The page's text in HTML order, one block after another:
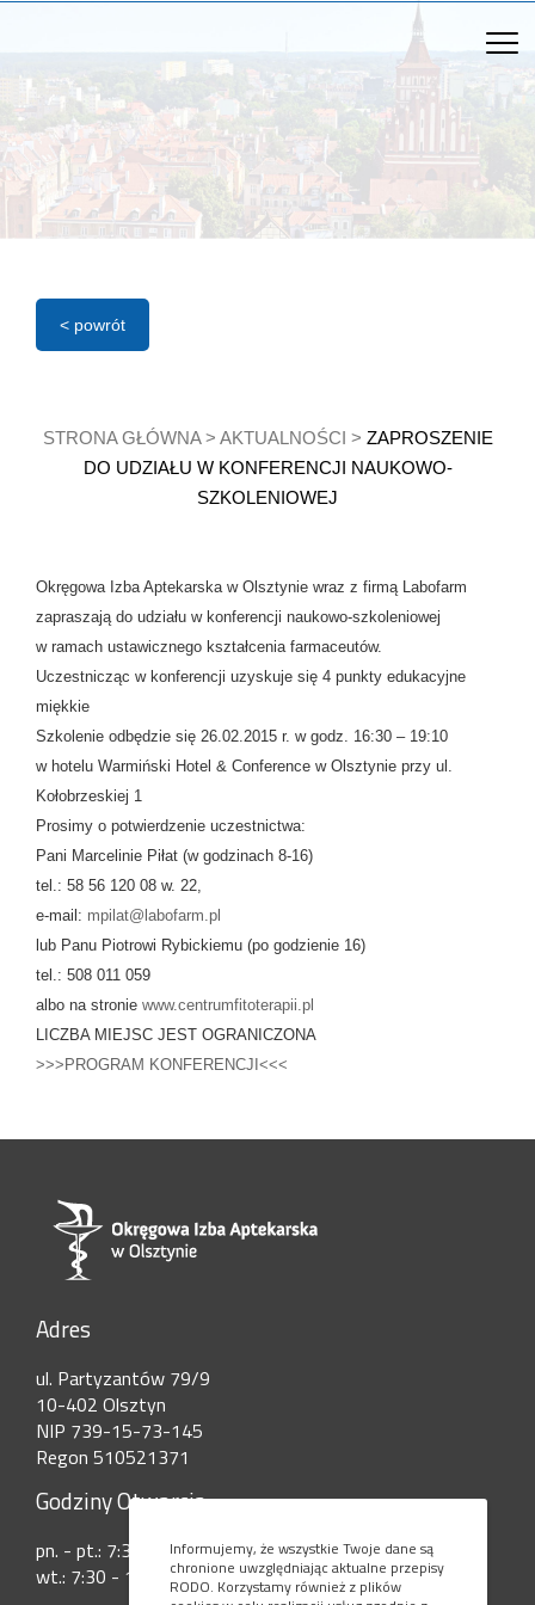
< powrót
STRONA GŁÓWNA> AKTUALNOŚCI > ZAPROSZENIE
DO UDZIAŁU W KONFERENCJI NAUKOWO-
SZKOLENIOWEJ
Okręgowa Izba Aptekarska w Olsztynie wraz z firmą Labofarm
zapraszają do udziału w konferencji naukowo-szkoleniowej
w ramach ustawicznego kształcenia farmaceutów.
Uczestnicząc w konferencji uzyskuje się 4 punkty edukacyjne
miękkie
Szkolenie odbędzie się 26.02.2015 r. w godz. 16:30 – 19:10
w hotelu Warmiński Hotel & Conference w Olsztynie przy ul.
Kołobrzeskiej 1
Prosimy o potwierdzenie uczestnictwa:
Pani Marcelinie Piłat (w godzinach 8-16)
tel.: 58 56 120 08 w. 22,
e-mail: mpilat@labofarm.pl
lub Panu Piotrowi Rybickiemu (po godzienie 16)
tel.: 508 011 059
albo na stronie www.centrumfitoterapii.pl
LICZBA MIEJSC JEST OGRANICZONA
>>>PROGRAM KONFERENCJI<<<
Adres
ul. Partyzantów 79/9
10-402 Olsztyn
NIP 739-15-73-145
Regon 510521371
Godziny Otwarcia
pn. - pt.: 7:30 - 15:00
wt.: 7:30 - 17:30
Informujemy, że wszystkie Twoje dane są
chronione uwzględniając aktualne przepisy
RODO. Korzystamy również z plików